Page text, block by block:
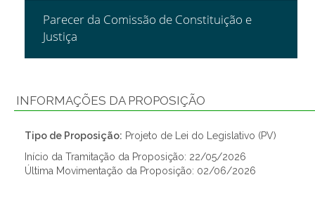
Parecer da Comissão de Constituição e
Justiça
INFORMAÇÕES DA PROPOSIÇÃO
Tipo de Proposição: Projeto de Lei do Legislativo (PV)
Início da Tramitação da Proposição: 22/05/2026
Última Movimentação da Proposição: 02/06/2026